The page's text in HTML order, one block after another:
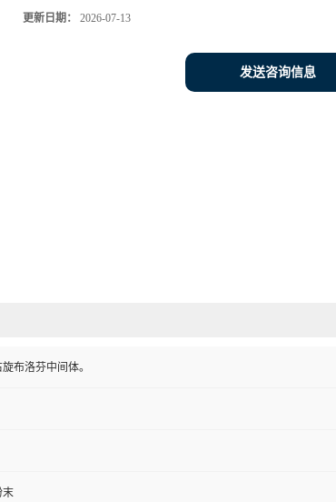
更新日期： 2026-07-13
发送咨询信息
布洛芬中间体。
末